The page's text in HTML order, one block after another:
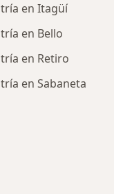
en Itagüí
en Bello
en Retiro
en Sabaneta